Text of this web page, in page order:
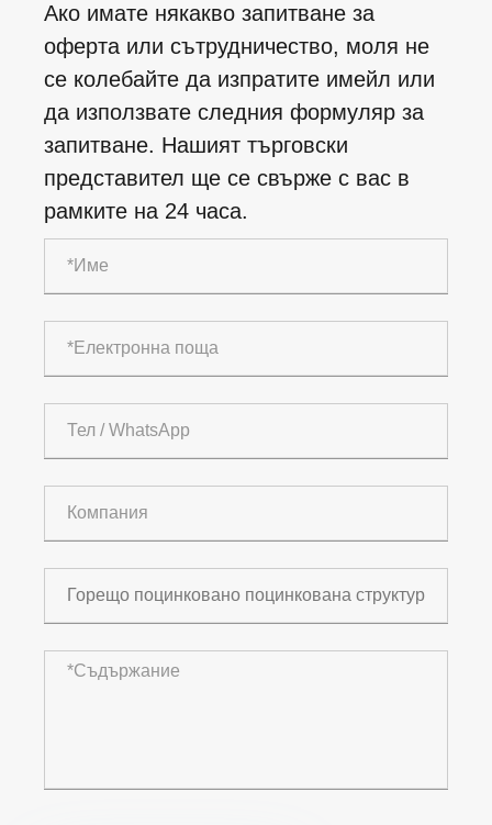
Ако имате някакво запитване за
оферта или сътрудничество, моля не
се колебайте да изпратите имейл или
да използвате следния формуляр за
запитване. Нашият търговски
представител ще се свърже с вас в
рамките на 24 часа.